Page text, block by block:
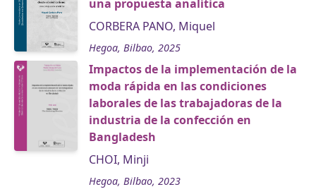
una propuesta analítica
CORBERA PANO, Miquel
Hegoa, Bilbao, 2025
Impactos de la implementación de la
moda rápida en las condiciones
laborales de las trabajadoras de la
industria de la confección en
Bangladesh
CHOI, Minji
Hegoa, Bilbao, 2023